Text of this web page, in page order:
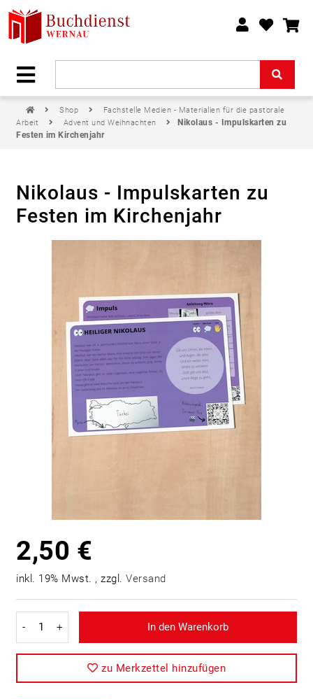
Shop
Fachstelle Medien - Materialien für die pastorale
Arbeit
Advent und Weihnachten
Nikolaus - Impulskarten zu
Festen im Kirchenjahr
Nikolaus - Impulskarten zu
Festen im Kirchenjahr
2,50 €
inkl. 19% Mwst. , zzgl. Versand
- + In den Warenkorb
zu Merkzettel hinzufügen